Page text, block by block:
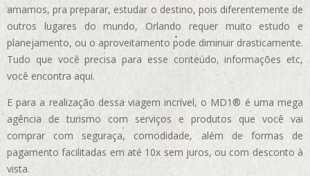
amamos, pra preparar, estudar o destino, pois diferentemente de
outros lugares do mundo, Orlando requer muito estudo e
planejamento, ou o aproveitamento pode diminuir drasticamente.
Tudo que você precisa para esse conteúdo, informações etc,
você encontra aqui.
E para a realização dessa viagem incrível, o MD1® é uma mega
agência de turismo com serviços e produtos que você vai
comprar com seguraça, comodidade, além de formas de
pagamento facilitadas em até 10x sem juros, ou com desconto à
vista.